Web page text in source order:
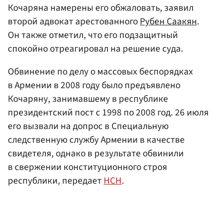
Кочаряна намерены его обжаловать, заявил
второй адвокат арестованногоРубен Саакян.
Он также отметил, что его подзащитный
спокойно отреагировал на решение суда.
Обвинение по делу о массовых беспорядках
в Армении в 2008 году было предъявлено
Кочаряну, занимавшему в республике
президентский пост с 1998 по 2008 год. 26 июля
его вызвали на допрос в Специальную
следственную службу Армении в качестве
свидетеля, однако в результате обвинили
в свержении конституционного строя
республики, передаетНСН.